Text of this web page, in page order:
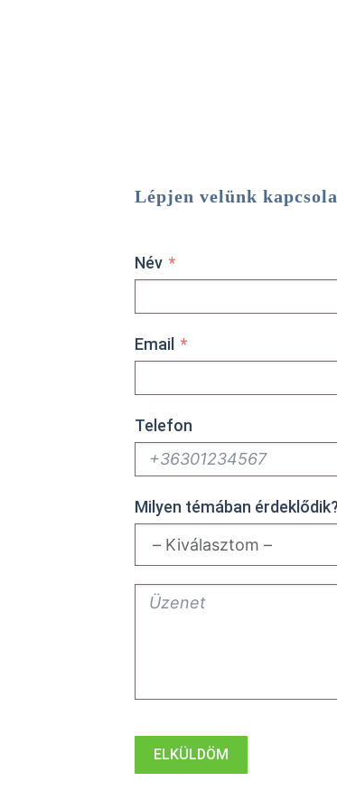
Lépjen velünk
Név
Email
Telefon
Milyen témában
ELKÜLDÖM